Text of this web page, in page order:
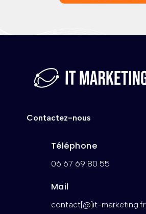
Contactez-nous
Téléphone
06 67 69 80 55
Mail
contact[@]it-marketing.fr